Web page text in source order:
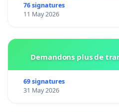
76 signatures
11 May 2026
Demandons plus de
69 signatures
31 May 2026